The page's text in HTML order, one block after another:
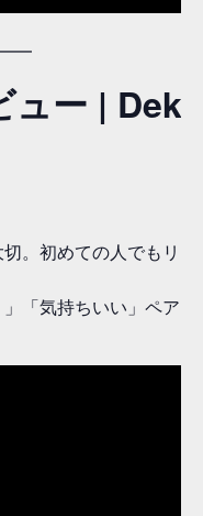
ュー |
切。初めての人でもリ
」「気持ちいい」ペア